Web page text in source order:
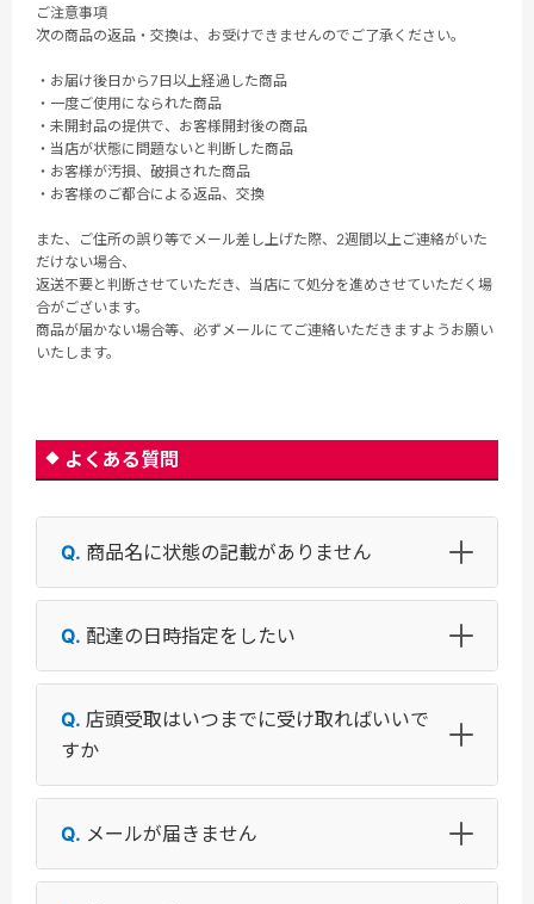
ご注意事項
次の商品の返品・交換は、お受けできませんのでご了承ください。
・お届け後日から7日以上経過した商品
・一度ご使用になられた商品
・未開封品の提供で、お客様開封後の商品
・当店が状態に問題ないと判断した商品
・お客様が汚損、破損された商品
・お客様のご都合による返品、交換
また、ご住所の誤り等でメール差し上げた際、2週間以上ご連絡がいた
だけない場合、
返送不要と判断させていただき、当店にて処分を進めさせていただく場
合がございます。
商品が届かない場合等、必ずメールにてご連絡いただきますようお願い
いたします。
よくある質問
商品名に状態の記載がありません
配達の日時指定をしたい
店頭受取はいつまでに受け取ればいいで
すか
メールが届きません